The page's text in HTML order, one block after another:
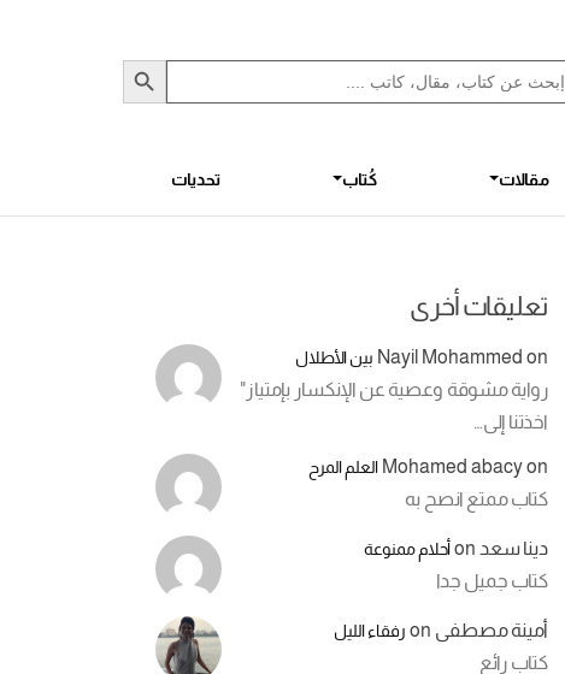
Search
مقالات كُتاب تحديات
تعليقات أخرى
Nayil Mohammed on بين الأطلال
رواية مشوقة وعصية عن الإنكسار بإمتياز"
اخذتنا إلى…
Mohamed abacyon العلم المرح
كتاب ممتع انصح به
دينا سعد onأحلام ممنوعة
كتاب جميل جدا
أمينة مصطفى on رفقاء الليل
كتاب رائع